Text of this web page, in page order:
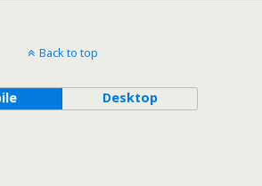
Back to top
Desktop